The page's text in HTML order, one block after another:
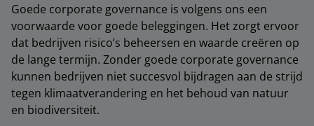
Goede corporate governance is volgens ons een
voorwaarde voor goede beleggingen. Het zorgt ervoor
dat bedrijven risico’s beheersen en waarde creëren op
de lange termijn. Zonder goede corporate governance
kunnen bedrijven niet succesvol bijdragen aan de strijd
tegen klimaatverandering en het behoud van natuur
en biodiversiteit.